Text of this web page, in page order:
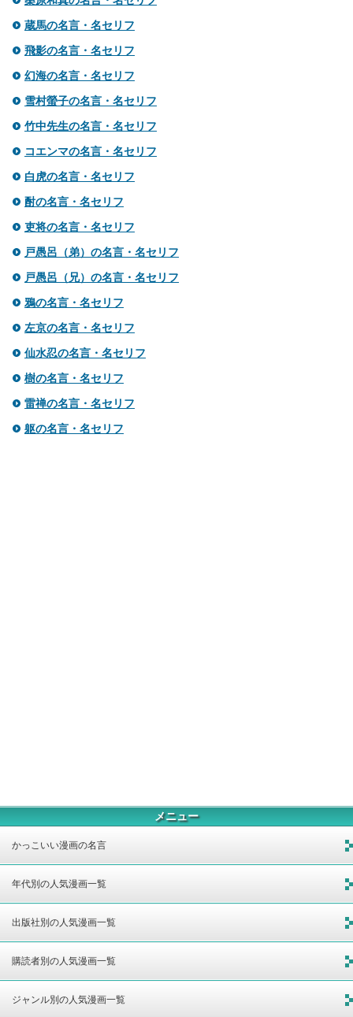
蔵馬の名言・名セリフ
飛影の名言・名セリフ
幻海の名言・名セリフ
雪村螢子の名言・名セリフ
竹中先生の名言・名セリフ
コエンマの名言・名セリフ
白虎の名言・名セリフ
酎の名言・名セリフ
吏将の名言・名セリフ
戸愚呂（弟）の名言・名セリフ
戸愚呂（兄）の名言・名セリフ
鴉の名言・名セリフ
左京の名言・名セリフ
仙水忍の名言・名セリフ
樹の名言・名セリフ
雷禅の名言・名セリフ
躯の名言・名セリフ
メニュー
かっこいい漫画の名言
年代別の人気漫画一覧
出版社別の人気漫画一覧
購読者別の人気漫画一覧
ジャンル別の人気漫画一覧